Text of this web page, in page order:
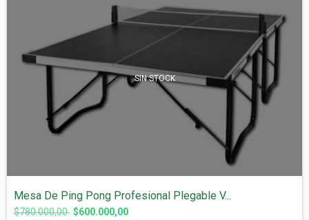
SIN STOCK
Mesa De Ping Pong Profesional Plegable V...
$780.000,00 $600.000,00